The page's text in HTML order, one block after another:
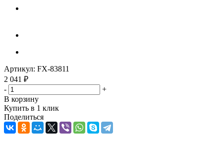
Артикул: FX-83811
2 041 ₽
-
+
В корзину
Купить в 1 клик
Поделиться